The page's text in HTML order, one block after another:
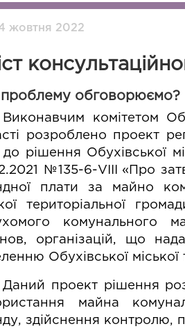
жовтня 2022
обговорюємо?
Виконавчим комітетом
розроблено проект
до рішення Обухівської
№135-6-VIII
«Про
плати за майно
територіальної
комунального
організацій, що
Обухівської міської
Даний проект рішення
майна
здійснення контролю,